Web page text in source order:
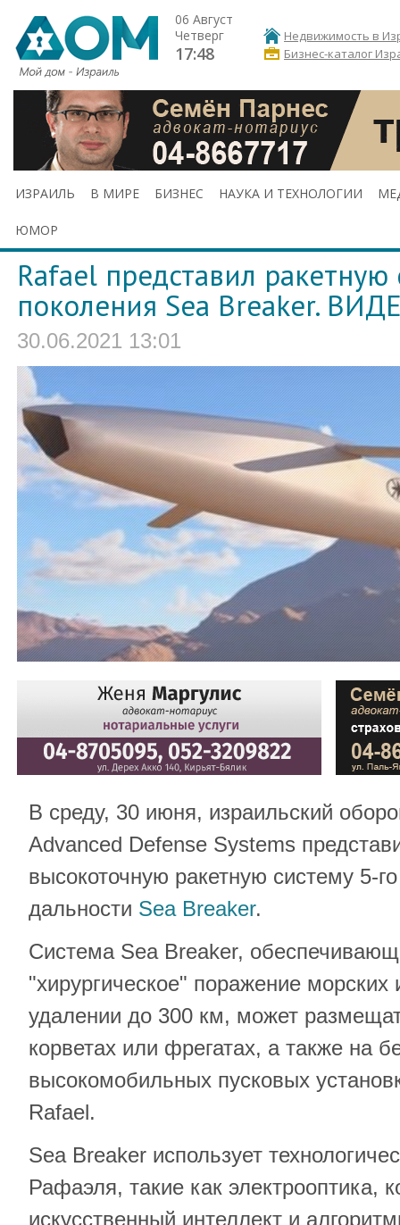
06 Август
Четверг
17:48
Недвижимость в
Бизнес-каталог
ИЗРАИЛЬ В МИРЕ БИЗНЕС НАУКА И ТЕХНОЛОГИИ
ЮМОР
Rafael представил ракетную
поколения Sea Breaker.
30.06.2021 13:01
В среду, 30 июня, израильский
Advanced Defense Systems
высокоточную ракетную систему 5-
дальности Sea Breaker.
Система Sea Breaker,
"хирургическое" поражение
удалении до 300 км, может
корветах или фрегатах, а также на
высокомобильных пусковых
Rafael.
Sea Breaker использует
Рафаэля, такие как электрооптика,
искусственный интеллект и